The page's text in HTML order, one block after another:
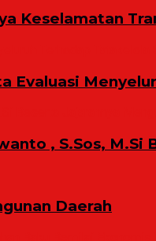
Keselamatan
Evaluasi
, S.Sos,
Daerah